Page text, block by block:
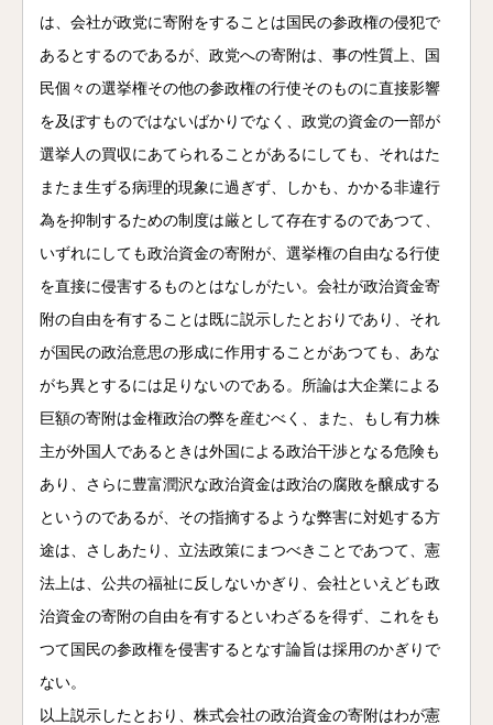
は、会社が政党に寄附をすることは国民の参政権の侵犯で
あるとするのであるが、政党への寄附は、事の性質上、国
民個々の選挙権その他の参政権の行使そのものに直接影響
を及ぼすものではないばかりでなく、政党の資金の一部が
選挙人の買収にあてられることがあるにしても、それはた
またま生ずる病理的現象に過ぎず、しかも、かかる非違行
為を抑制するための制度は厳として存在するのであつて、
いずれにしても政治資金の寄附が、選挙権の自由なる行使
を直接に侵害するものとはなしがたい。会社が政治資金寄
附の自由を有することは既に説示したとおりであり、それ
が国民の政治意思の形成に作用することがあつても、あな
がち異とするには足りないのである。所論は大企業による
巨額の寄附は金権政治の弊を産むべく、また、もし有力株
主が外国人であるときは外国による政治干渉となる危険も
あり、さらに豊富潤沢な政治資金は政治の腐敗を醸成する
というのであるが、その指摘するような弊害に対処する方
途は、さしあたり、立法政策にまつべきことであつて、憲
法上は、公共の福祉に反しないかぎり、会社といえども政
治資金の寄附の自由を有するといわざるを得ず、これをも
つて国民の参政権を侵害するとなす論旨は採用のかぎりで
ない。
以上説示したとおり、株式会社の政治資金の寄附はわが憲